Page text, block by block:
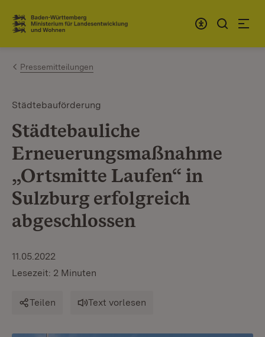
Zum Inhalt springen
Link zur Startseite
Pressemitteilungen
Städtebauförderung
Städtebauliche
Erneuerungsmaßnahme
„Ortsmitte Laufen“ in
Sulzburg erfolgreich
abgeschlossen
11.05.2022
Lesezeit: 2 Minuten
Teilen Text vorlesen